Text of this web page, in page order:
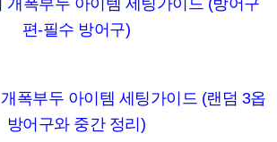
개폭부두 아이템 세팅가이드 (방어구
편-필수 방어구)
폭부두 아이템 세팅가이드 (랜덤 3옵
방어구와 중간 정리)